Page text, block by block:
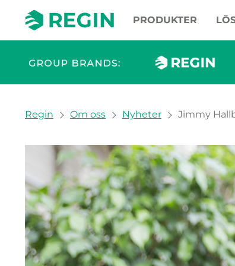
PRODUKTER
You are here:
Regin Om oss Nyheter Jimmy